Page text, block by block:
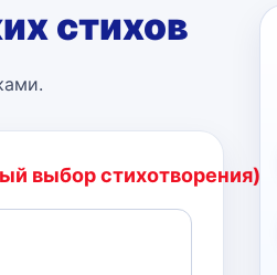
стихов
выбор стихотворения)